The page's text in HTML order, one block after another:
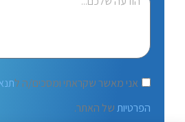
אני מאשר שקראתי ומסכים/ה ל
הפרטיותשל האתר.